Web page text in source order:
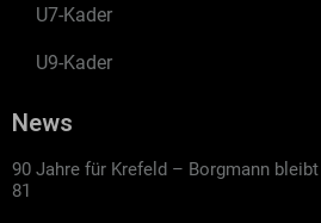
U7-Kader
U9-Kader
News
90 Jahre für Krefeld – Borgmann
81